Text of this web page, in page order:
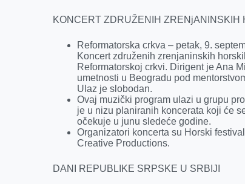
KONCERT ZDRUŽENIH ZRENjANINSKIH
Reformatorska crkva – petak, 9.
Koncert združenih zrenjaninskih
Reformatorskoj crkvi. Dirigent je Ana
umetnosti u Beogradu pod
Ulaz je slobodan.
Ovaj muzički program ulazi u grupu
je u nizu planiranih koncerata koji će
očekuje u junu sledeće godine.
Organizatori koncerta su Horski
Creative Productions.
DANI REPUBLIKE SRPSKE U SRBIJI